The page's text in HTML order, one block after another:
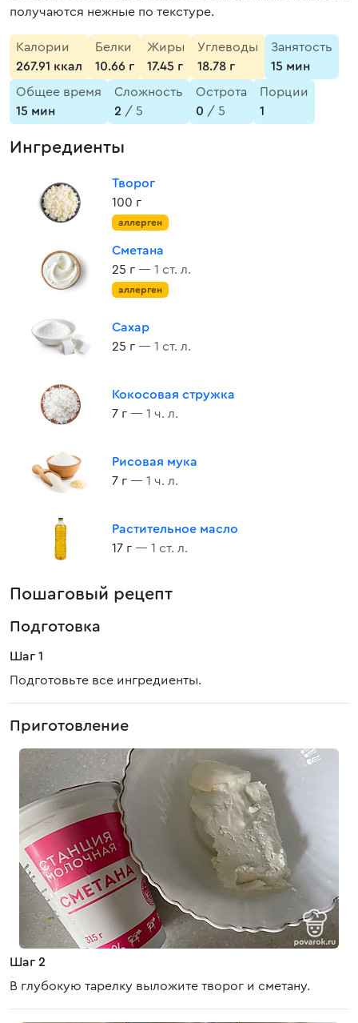
получаются нежные по текстуре.
Калории
267.91 ккал
Белки
10.66 г
Жиры
17.45 г
Углеводы
18.78 г
Занятость
15 мин
Общее время
15 мин
Сложность
2 / 5
Острота
0 / 5
Порции
1
Ингредиенты
Творог
100 г
аллерген
Сметана
25 г — 1 ст. л.
аллерген
Сахар
25 г — 1 ст. л.
Кокосовая стружка
7 г — 1 ч. л.
Рисовая мука
7 г — 1 ч. л.
Растительное масло
17 г — 1 ст. л.
Пошаговый рецепт
Подготовка
Шаг 1
Подготовьте все ингредиенты.
Приготовление
Шаг 2
В глубокую тарелку выложите творог и сметану.